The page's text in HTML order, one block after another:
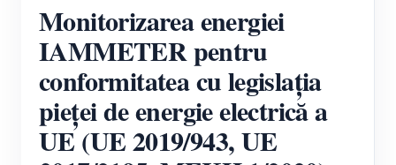
Monitorizarea energiei
IAMMETER pentru
conformitatea cu legislația
pieței de energie electrică a
UE (UE 2019/943, UE